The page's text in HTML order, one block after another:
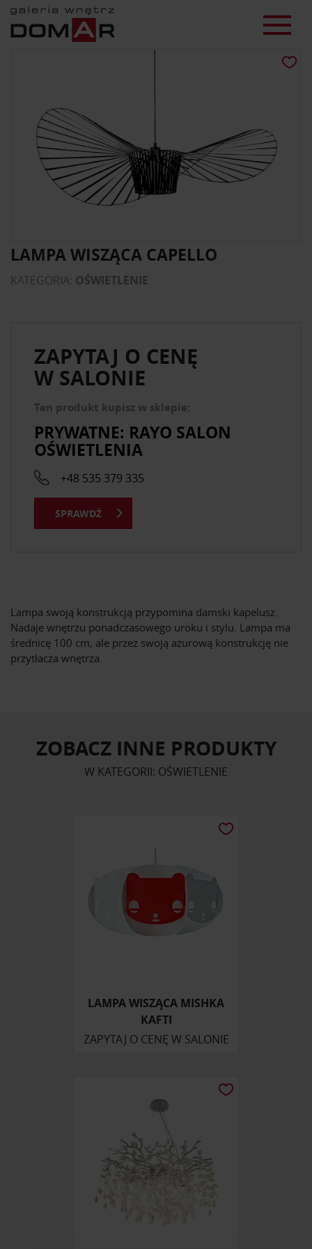
LAMPA WISZĄCA CAPELLO
KATEGORIA: OŚWIETLENIE
Lampa swoją konstrukcją przypomina damski kapelusz.
Nadaje wnętrzu ponadczasowego uroku i stylu. Lampa ma
średnicę 100 cm, ale przez swoją ażurową konstrukcję nie
przytłacza wnętrza.
ZAPYTAJ O CENĘ
W SALONIE
Ten produkt kupisz w sklepie:
PRYWATNE: RAYO SALON
OŚWIETLENIA
+48 535 379 335
SPRAWDŹ
ZOBACZ INNE PRODUKTY
W KATEGORII: OŚWIETLENIE
LAMPA WISZĄCA MISHKA
KAFTI
ZAPYTAJ O CENĘ W SALONIE